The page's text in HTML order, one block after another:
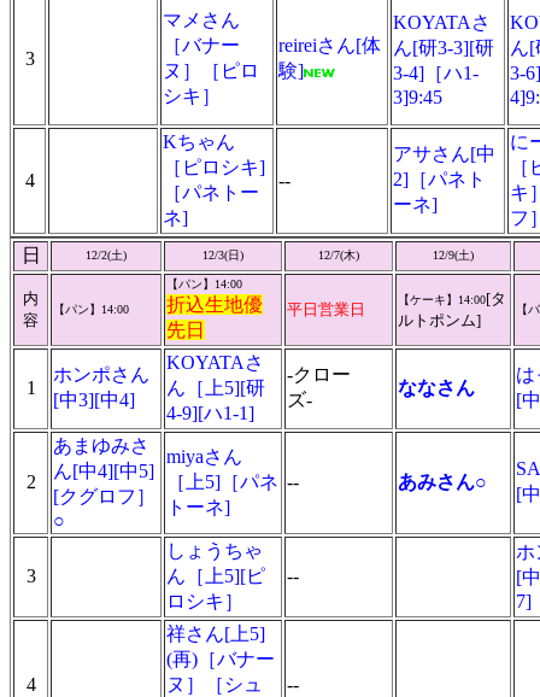
3
マメさん
［バナー
ヌ］［ピロ
シキ］
reireiさん[体
験]
KOYATAさ
ん[研3-3][研
3-4]［ハ1-
3]9:45
ん[
3-
4
Kちゃん
［ピロシキ]
［パネトー
ネ]
--
アサさん[中
2]［パネト
ーネ]
に
キ
日
12/2(土) 12/3(日) 12/7(木) 12/9(土)
内
容
【パン】14:00
【パン】14:00
折込生地優
先日
平日営業日
【ケーキ】 14:00[タ
ルトポンム]
【
1
ホンポさん
[中3][中4]
KOYATAさ
ん［上5][研
4-9][ハ1-1]
-クロー
ズ-
ななさん
は
[
2
あまゆみさ
ん[中4][中5]
[クグロフ］
○
miyaさん
［上5]［パネ
トーネ]
-- あみさん○
[
3
しょうちゃ
ん［上5][ピ
ロシキ］
--
ホ
[
7]
4
祥さん[上5]
(再)［バナー
ヌ］［シュ
--